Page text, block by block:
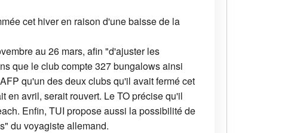
cet hiver en raison d'une baisse de la
au 26 mars, afin "d'ajuster les
que le club compte 327 bungalows ainsi
qu'un des deux clubs qu'il avait fermé cet
en avril, serait rouvert. Le TO précise qu'il
Enfin, TUI propose aussi la possibilité de
du voyagiste allemand.